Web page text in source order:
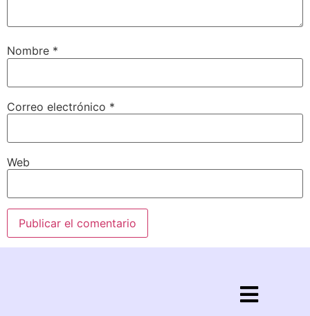
Nombre *
Correo electrónico *
Web